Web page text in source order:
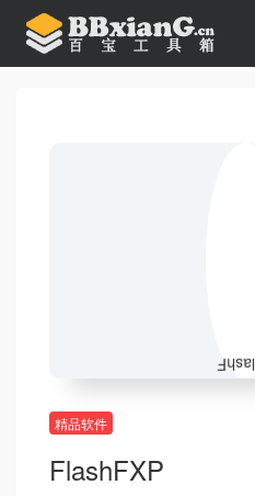
精品软件
FlashFXP